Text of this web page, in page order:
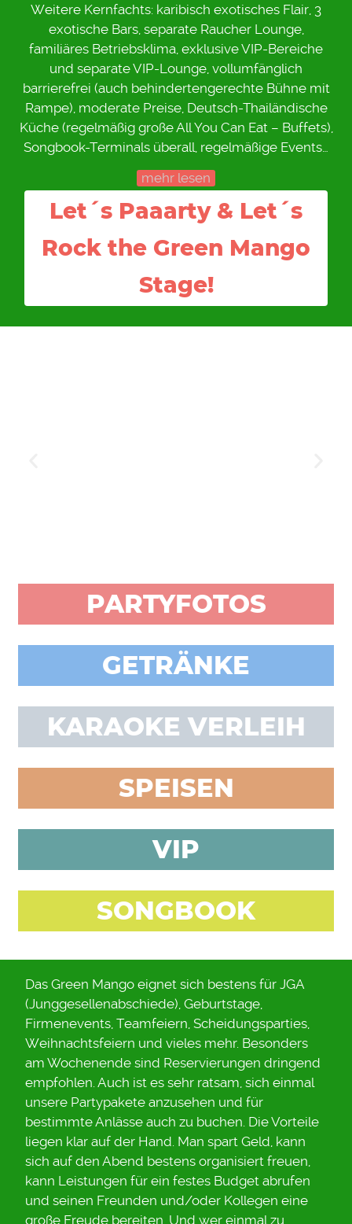
Weitere Kernfachts: karibisch exotisches Flair, 3
exotische Bars, separate Raucher Lounge,
familiäres Betriebsklima, exklusive VIP-Bereiche
und separate VIP-Lounge, vollumfänglich
barrierefrei (auch behindertengerechte Bühne mit
Rampe), moderate Preise, Deutsch-Thailändische
Küche (regelmäßig große All You Can Eat – Buffets),
Songbook-Terminals überall, regelmäßige Events…
mehr lesen
Let´s Paaarty & Let´s
Rock the Green Mango
Stage!
PARTYFOTOS
GETRÄNKE
KARAOKE VERLEIH
SPEISEN
VIP
SONGBOOK
Das Green Mango eignet sich bestens für JGA
(Junggesellenabschiede), Geburtstage,
Firmenevents, Teamfeiern, Scheidungsparties,
Weihnachtsfeiern und vieles mehr. Besonders
am Wochenende sind Reservierungen dringend
empfohlen. Auch ist es sehr ratsam, sich einmal
unsere Partypakete anzusehen und für
bestimmte Anlässe auch zu buchen. Die Vorteile
liegen klar auf der Hand. Man spart Geld, kann
sich auf den Abend bestens organisiert freuen,
kann Leistungen für ein festes Budget abrufen
und seinen Freunden und/oder Kollegen eine
große Freude bereiten. Und wer einmal zu